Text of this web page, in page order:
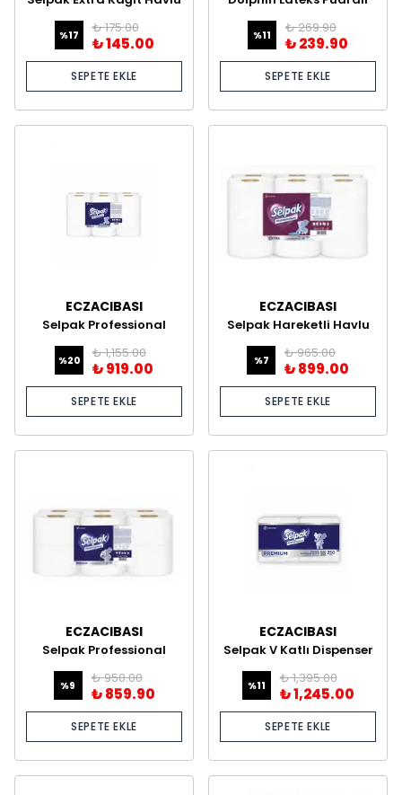
%17 ₺ 175.00
₺ 145.00
SEPETE EKLE
Eldiven – 100’lük Kutu
%11 ₺ 269.90
₺ 239.90
SEPETE EKLE
ECZACIBASI
Selpak Professional
Hareketli Havlu 19.5 cm
150 Metre
%20 ₺ 1,155.00
₺ 919.00
SEPETE EKLE
ECZACIBASI
Selpak Hareketli Havlu
135 Metre
%7 ₺ 965.00
₺ 899.00
SEPETE EKLE
ECZACIBASI
Selpak Professional
İçten Çekme Tuvalet
Kağıdı 120 Metre
%9 ₺ 950.00
₺ 859.90
SEPETE EKLE
ECZACIBASI
Selpak V Katlı Dispenser
Peçete 18'li
%11 ₺ 1,395.00
₺ 1,245.00
SEPETE EKLE